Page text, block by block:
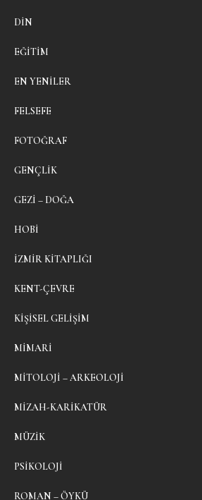
DIN
EĞITIM
EN YENILER
FELSEFE
FOTOĞRAF
GENÇLIK
GEZI – DOĞA
HOBI
İZMIR KITAPLIĞI
KENT-ÇEVRE
KIŞISEL GELIŞIM
MIMARI
MITOLOJI – ARKEOLOJI
MIZAH-KARIKATÜR
MÜZIK
PSIKOLOJI
ROMAN – ÖYKÜ